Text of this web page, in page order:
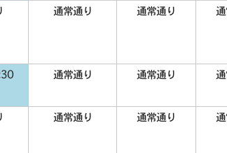
通常通り 通常通り
通常通り 通常通り
通常通り 通常通り